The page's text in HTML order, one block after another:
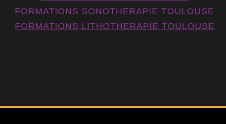
FORMATIONS SONOTHERAPIE TOULOUSE
FORMATIONS LITHOTHERAPIE TOULOUSE